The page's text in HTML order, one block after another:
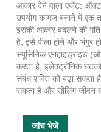
आकार देने वाला एजेंट:
उपयोग कागज बनाने में एक
इसकी आकार बदलने की
है, इसे पीला होने और भंगुर
स्यूसिनिक एनहाइड्राइड
करता है, इलेक्ट्रॉनिक
संबंध शक्ति को बढ़ा सकता
सकता है और सीलिंग जीवन
जांच भेजें